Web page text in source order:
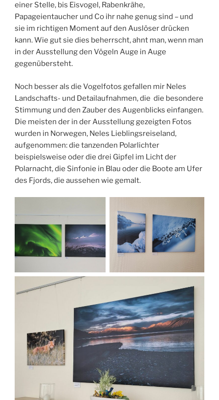
einer Stelle, bis Eisvogel, Rabenkrähe,
Papageientaucher und Co ihr nahe genug sind – und
sie im richtigen Moment auf den Auslöser drücken
kann. Wie gut sie dies beherrscht, ahnt man, wenn man
in der Ausstellung den Vögeln Auge in Auge
gegenübersteht.
Noch besser als die Vogelfotos gefallen mir Neles
Landschafts- und Detailaufnahmen, die die besondere
Stimmung und den Zauber des Augenblicks einfangen.
Die meisten der in der Ausstellung gezeigten Fotos
wurden in Norwegen, Neles Lieblingsreiseland,
aufgenommen: die tanzenden Polarlichter
beispielsweise oder die drei Gipfel im Licht der
Polarnacht, die Sinfonie in Blau oder die Boote am Ufer
des Fjords, die aussehen wie gemalt.